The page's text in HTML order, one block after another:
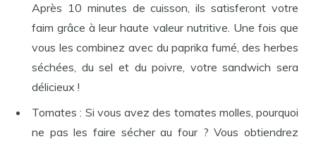
Après 10 minutes de cuisson, ils satisferont votre
faim grâce à leur haute valeur nutritive. Une fois que
vous les combinez avec du paprika fumé, des herbes
séchées, du sel et du poivre, votre sandwich sera
délicieux !
Tomates : Si vous avez des tomates molles, pourquoi
ne pas les faire sécher au four ? Vous obtiendrez